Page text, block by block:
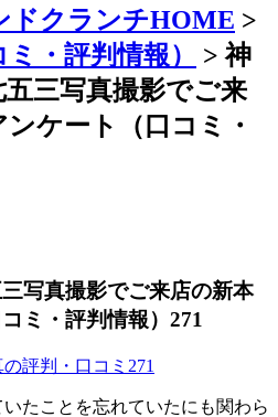
ドクランチHOME >
・評判情報）
> 神
三写真撮影でご来
ケート（口コミ・
写真撮影でご来店の新本
ミ・評判情報）271
たことを忘れていたにも関わら